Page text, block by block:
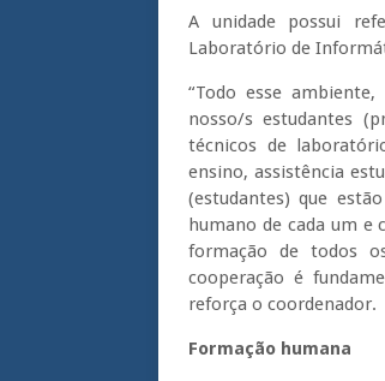
A unidade possui
Laboratório de
“Todo esse
nosso/s estudantes
técnicos de
ensino, assistência
(estudantes) que
humano de cada um e
formação de todos
cooperação é
reforça o coordenador.
Formação humana